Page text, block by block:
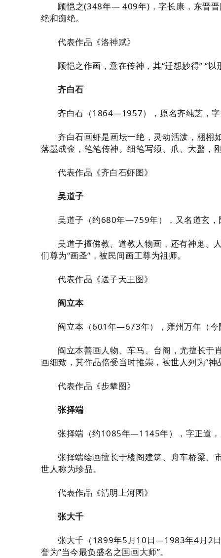
顾恺之(348年— 409年)，字长康，东晋
绝和痴绝。
代表作品《洛神赋》
顾恺之作画，意在传神，其“迁想妙得” “
齐白石
齐白石（1864—1957），原名齐纯芝，字
齐白石画虾是画坛一绝，灵动活泼，栩栩
落墨成金，笔笔传神。细笔写须、爪、大螯，
代表作品《齐白石虾图》
吴道子
吴道子（约680年—759年），又名道玄
吴道子擅佛教、道教人物画，还有神鬼、
们尊为“画圣”，被民间画工尊为祖师。
代表作品《送子天王图》
阎立本
阎立本（601年—673年），雍州万年（今
阎立本善画人物、车马、台阁，尤擅长于
画细致，其作品倍受当时推崇，被世人列为“神
代表作品《步辇图》
张择端
张择端（约1085年—1145年），字正道
张择端绘画擅长于楼阁建筑、舟车桥梁、
世人称为珍品。
代表作品《清明上河图》
张大千
张大千（1899年5月10日—1983年4月2
誉为“当今最负盛名之国画大师”。